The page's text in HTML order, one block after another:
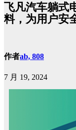
飞凡汽车躺式
料，为用户安
作者ab, 808
7 月 19, 2024